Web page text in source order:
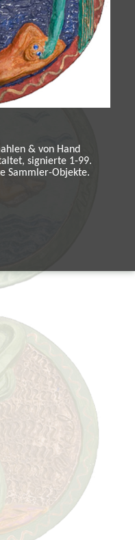
& von Hand
signierte 1-99.
Sammler-Objekte.
Objekte.